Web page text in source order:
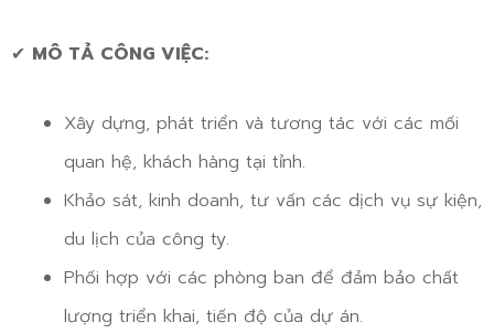
✔ MÔ TẢ CÔNG VIỆC:
Xây dựng, phát triển và tương tác với các mối
quan hệ, khách hàng tại tỉnh.
Khảo sát, kinh doanh, tư vấn các dịch vụ sự kiện,
du lịch của công ty.
Phối hợp với các phòng ban để đảm bảo chất
lượng triển khai, tiến độ của dự án.